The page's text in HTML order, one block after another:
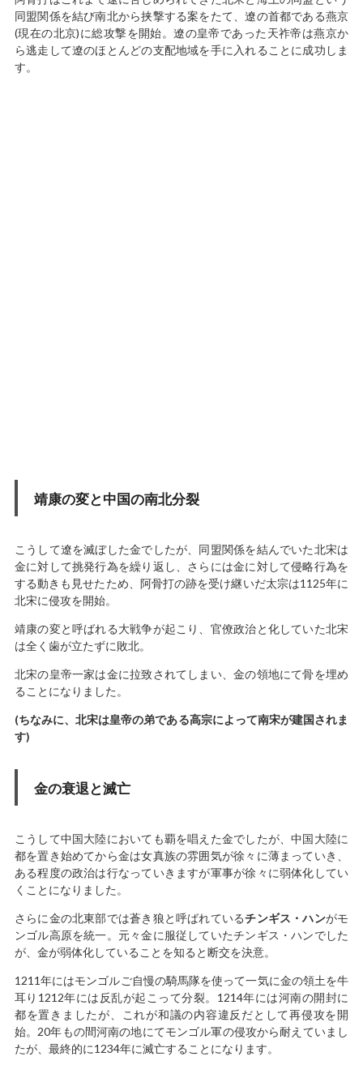
同盟関係を結び南北から挟撃する案をたて、遼の首都である燕京
(現在の北京)に総攻撃を開始。遼の皇帝であった天祚帝は燕京か
ら逃走して遼のほとんどの支配地域を手に入れることに成功しま
す。
靖康の変と中国の南北分裂
こうして遼を滅ぼした金でしたが、同盟関係を結んでいた北宋は
金に対して挑発行為を繰り返し、さらには金に対して侵略行為を
する動きも見せたため、阿骨打の跡を受け継いだ太宗は1125年に
北宋に侵攻を開始。
靖康の変と呼ばれる大戦争が起こり、官僚政治と化していた北宋
は全く歯が立たずに敗北。
北宋の皇帝一家は金に拉致されてしまい、金の領地にて骨を埋め
ることになりました。
(ちなみに、北宋は皇帝の弟である高宗によって南宋が建国されま
す)
金の衰退と滅亡
こうして中国大陸においても覇を唱えた金でしたが、中国大陸に
都を置き始めてから金は女真族の雰囲気が徐々に薄まっていき、
ある程度の政治は行なっていきますが軍事が徐々に弱体化してい
くことになりました。
さらに金の北東部では蒼き狼と呼ばれているチンギス・ハンがモ
ンゴル高原を統一。元々金に服従していたチンギス・ハンでした
が、金が弱体化していることを知ると断交を決意。
1211年にはモンゴルご自慢の騎馬隊を使って一気に金の領土を牛
耳り1212年には反乱が起こって分裂。1214年には河南の開封に
都を置きましたが、これが和議の内容違反だとして再侵攻を開
始。20年もの間河南の地にてモンゴル軍の侵攻から耐えていまし
たが、最終的に1234年に滅亡することになります。